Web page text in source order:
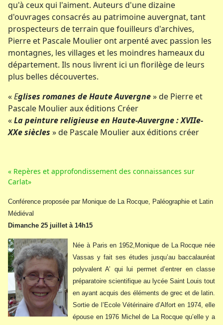
qu'à ceux qui l'aiment. Auteurs d'une dizaine
d'ouvrages consacrés au patrimoine auvergnat, tant
prospecteurs de terrain que fouilleurs d'archives,
Pierre et Pascale Moulier ont arpenté avec passion les
montagnes, les villages et les moindres hameaux du
département. Ils nous livrent ici un florilège de leurs
plus belles découvertes.
«Eglises romanes de Haute Auvergne» de Pierre et
Pascale Moulier aux éditions Créer
«La peinture religieuse en Haute-Auvergne : XVIIe-
XXe siècles » de Pascale Moulier aux éditions créer
« Repères et approfondissement des connaissances sur
Carlat»
Conférence proposée par Monique de La Rocque, Paléographie et Latin
Médiéval
Dimanche 25 juillet à 14h15
Née à Paris en 1952,Monique de La Rocque née
Vassas y fait ses études jusqu’au baccalauréat
polyvalent A’ qui lui permet d’entrer en classe
préparatoire scientifique au lycée Saint Louis tout
en ayant acquis des éléments de grec et de latin.
Sortie de l’Ecole Vétérinaire d’Alfort en 1974, elle
épouse en 1976 Michel de La Rocque qu’elle y a